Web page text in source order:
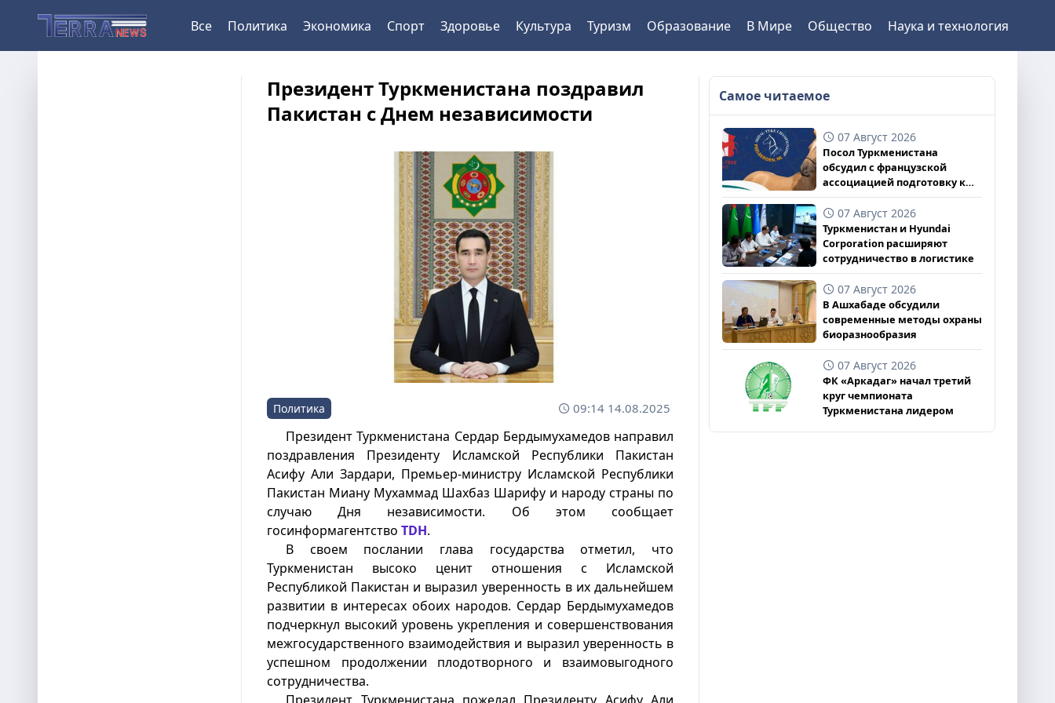
Все Политика Экономика Спорт Здоровье Культура Туризм Образование В Мире Общество Наука и технология
Президент Туркменистана поздравил
Пакистан с Днем независимости
Политика 09:14 14.08.2025
Президент Туркменистана Сердар Бердымухамедов направил
поздравления Президенту Исламской Республики Пакистан
Асифу Али Зардари, Премьер-министру Исламской Республики
Пакистан Миану Мухаммад Шахбаз Шарифу и народу страны по
случаю Дня независимости. Об этом сообщает
госинформагентствоTDH.
В своем послании глава государства отметил, что
Туркменистан высоко ценит отношения с Исламской
Республикой Пакистан и выразил уверенность в их дальнейшем
развитии в интересах обоих народов. Сердар Бердымухамедов
подчеркнул высокий уровень укрепления и совершенствования
межгосударственного взаимодействия и выразил уверенность в
успешном продолжении плодотворного и взаимовыгодного
сотрудничества.
Самое читаемое
07 Август 2026
Посол Туркменистана
обсудил с французской
ассоциацией подготовку к
чемпионату
07 Август 2026
Туркменистан и Hyundai
Corporation расширяют
сотрудничество в логистике
07 Август 2026
В Ашхабаде обсудили
современные методы охраны
биоразнообразия
07 Август 2026
ФК «Аркадаг» начал третий
круг чемпионата
Туркменистана лидером